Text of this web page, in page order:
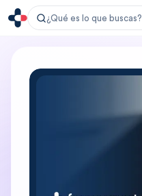
¿Qué es lo que buscas?